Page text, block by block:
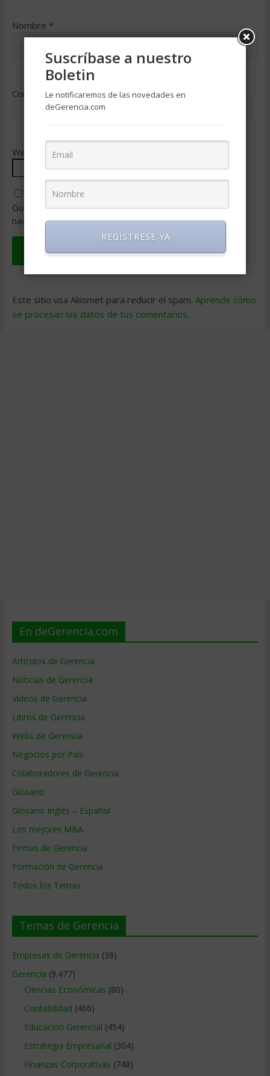
Nombre *
Correo electrónico*
Web
Guarda mi nombre, correo electrónico y web en este
navegador para la próxima vez que comente.
Este sitio usa Akismet para reducir el spam. Aprende cómo
se procesan los datos de tus comentarios.
En deGerencia.com
Artículos de Gerencia
Noticias de Gerencia
Videos de Gerencia
Libros de Gerencia
Webs de Gerencia
Negocios por País
Colaboradores de Gerencia
Glosario
Glosario Inglés – Español
Los mejores MBA
Firmas de Gerencia
Formación de Gerencia
Todos los Temas
Temas de Gerencia
Empresas de Gerencia (38)
Gerencia (9.477)
Ciencias Económicas (80)
Contabilidad (466)
Educacion Gerencial (454)
Estrategia Empresarial (304)
Finanzas Corporativas (748)
Suscríbase a nuestro
Boletin
Le notificaremos de las novedades en
deGerencia.com
REGISTRESE YA